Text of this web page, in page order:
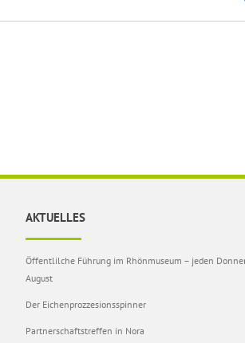
AKTUELLES
Öffentlilche Führung im Rhönmuseum – jeden
August
Der Eichenprozzesionsspinner
Partnerschaftstreffen in Nora